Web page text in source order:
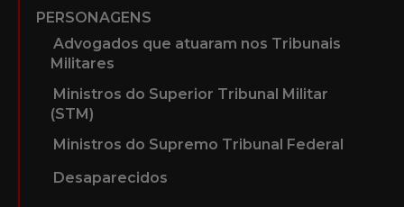
PERSONAGENS
Advogados que atuaram nos Tribunais
Militares
Ministros do Superior Tribunal Militar
(STM)
Ministros do Supremo Tribunal Federal
Desaparecidos